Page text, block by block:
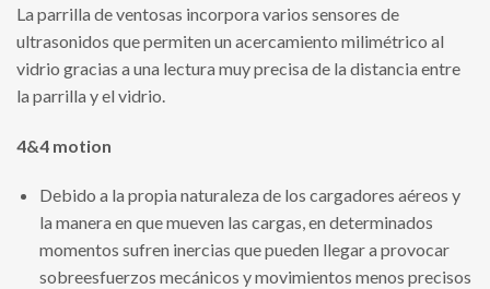
La parrilla de ventosas incorpora varios sensores de
ultrasonidos que permiten un acercamiento milimétrico al
vidrio gracias a una lectura muy precisa de la distancia entre
la parrilla y el vidrio.
4&4 motion
Debido a la propia naturaleza de los cargadores aéreos y
la manera en que mueven las cargas, en determinados
momentos sufren inercias que pueden llegar a provocar
sobreesfuerzos mecánicos y movimientos menos precisos